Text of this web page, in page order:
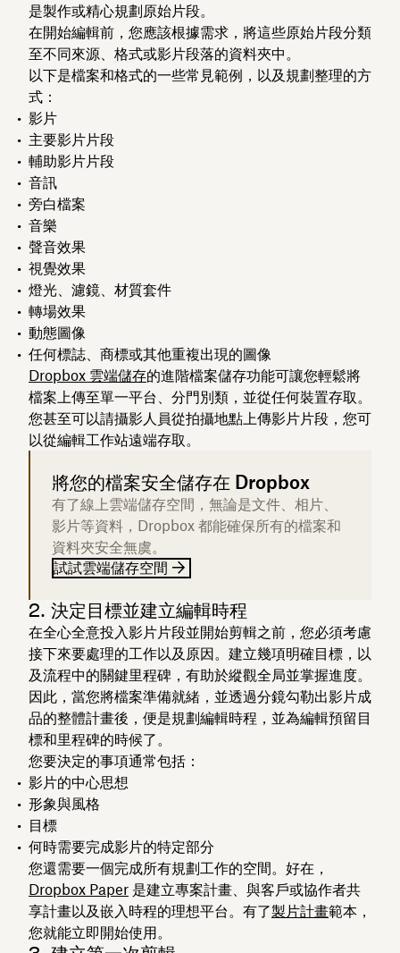
是製作或精心規劃原始片段。
在開始編輯前，您應該根據需求，將這些原始片段分類
至不同來源、格式或影片段落的資料夾中。
以下是檔案和格式的一些常見範例，以及規劃整理的方
式：
影片
主要影片片段
輔助影片片段
音訊
旁白檔案
音樂
聲音效果
視覺效果
燈光、濾鏡、材質套件
轉場效果
動態圖像
任何標誌、商標或其他重複出現的圖像
Dropbox 雲端儲存的進階檔案儲存功能可讓您輕鬆將
檔案上傳至單一平台、分門別類，並從任何裝置存取。
您甚至可以請攝影人員從拍攝地點上傳影片片段，您可
以從編輯工作站遠端存取。
將您的檔案安全儲存在 Dropbox
有了線上雲端儲存空間，無論是文件、相片、
影片等資料，Dropbox 都能確保所有的檔案和
資料夾安全無虞。
試試雲端儲存空間
2. 決定目標並建立編輯時程
在全心全意投入影片片段並開始剪輯之前，您必須考慮
接下來要處理的工作以及原因。建立幾項明確目標，以
及流程中的關鍵里程碑，有助於縱觀全局並掌握進度。
因此，當您將檔案準備就緒，並透過分鏡勾勒出影片成
品的整體計畫後，便是規劃編輯時程，並為編輯預留目
標和里程碑的時候了。
您要決定的事項通常包括：
影片的中心思想
形象與風格
目標
何時需要完成影片的特定部分
您還需要一個完成所有規劃工作的空間。好在，
Dropbox Paper 是建立專案計畫、與客戶或協作者共
享計畫以及嵌入時程的理想平台。有了製片計畫範本，
您就能立即開始使用。